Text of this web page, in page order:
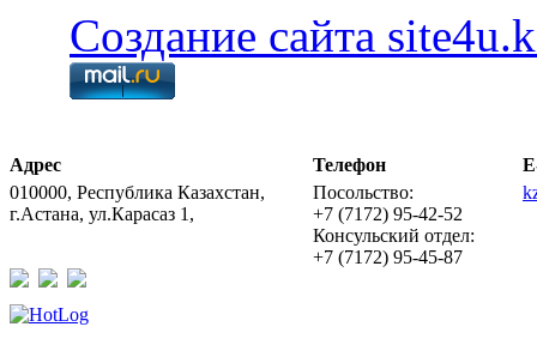
Создание сайта
Адрес
010000, Республика Казахстан,
г.Астана, ул.Карасаз 1,
Телефон
Посольство:
+7 (7172) 95-42-52
Консульский отдел:
+7 (7172) 95-45-87